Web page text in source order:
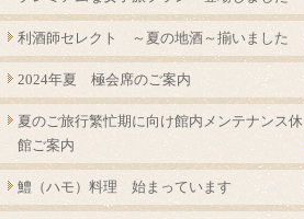
利酒師セレクト ～夏の地酒～揃いました
2024年夏 極会席のご案内
夏のご旅行繁忙期に向け館内メンテナンス休
館ご案内
鱧（ハモ）料理 始まっています